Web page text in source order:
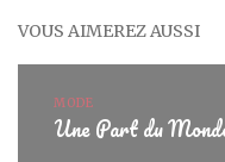
VOUS AIMEREZ AUSSI
MODE
Une Part du